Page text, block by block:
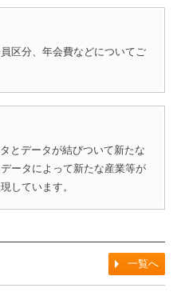
区分、年会費などについてご
とデータが結びついて新たな
ータによって新たな産業等が
しています。
一覧へ